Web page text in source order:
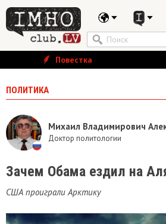
Повестка
ПОЛИТИКА
Михаил Владимирович
Доктор политологии
Зачем Обама ездил на
США проиграли Арктику